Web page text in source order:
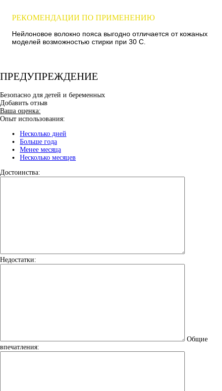
РЕКОМЕНДАЦИИ ПО ПРИМЕНЕНИЮ
Нейлоновое волокно пояса выгодно отличается от кожаных
моделей возможностью стирки при 30 С.
ПРЕДУПРЕЖДЕНИЕ
Безопасно для детей и беременных
Добавить отзыв
Ваша оценка:
Опыт использования:
Несколько дней
Больше года
Менее месяца
Несколько месяцев
Достоинства:
Недостатки:
Общие
впечатления: